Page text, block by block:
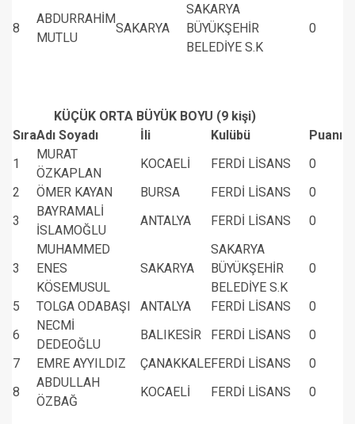
8
ABDURRAHİM
MUTLU
SAKARYA
SAKARYA
BÜYÜKŞEHİR
BELEDİYE S.K
0
KÜÇÜK ORTA BÜYÜK BOYU (9 kişi)
SıraAdı Soyadı İli Kulübü
Puanı
1
MURAT
ÖZKAPLAN
KOCAELİ FERDİ LİSANS
0
2
ÖMER KAYAN BURSA FERDİ LİSANS
0
3
BAYRAMALİ
İSLAMOĞLU
ANTALYA FERDİ LİSANS 0
3
MUHAMMED
ENES
KÖSEMUSUL
SAKARYA
SAKARYA
BÜYÜKŞEHİR
BELEDİYE S.K
0
5 TOLGA ODABAŞI ANTALYA FERDİ LİSANS
0
6
NECMİ
DEDEOĞLU
BALIKESİR FERDİ LİSANS
0
7
EMRE AYYILDIZ ÇANAKKALEFERDİ LİSANS
0
8
ABDULLAH
ÖZBAĞ
KOCAELİ FERDİ LİSANS 0